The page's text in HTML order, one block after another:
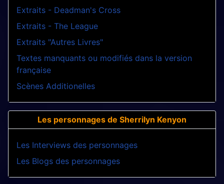
Extraits - Deadman's Cross
Extraits - The League
Extraits "Autres Livres"
Textes manquants ou modifiés dans la version
française
Scènes Additionelles
Les personnages de Sherrilyn Kenyon
Les Interviews des personnages
Les Blogs des personnages